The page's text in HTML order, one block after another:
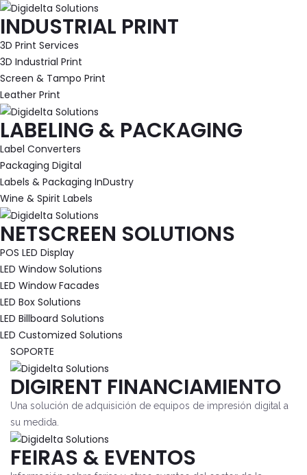
INDUSTRIAL PRINT
3D Print Services
3D Industrial Print
Screen & Tampo Print
Leather Print
LABELING & PACKAGING
Label Converters
Packaging Digital
Labels & Packaging InDustry
Wine & Spirit Labels
NETSCREEN SOLUTIONS
POS LED Display
LED Window Solutions
LED Window Facades
LED Box Solutions
LED Billboard Solutions
LED Customized Solutions
SOPORTE
DIGIRENT FINANCIAMIENTO
Una solución de adquisición de equipos de impresión digital a
su medida.
FEIRAS & EVENTOS